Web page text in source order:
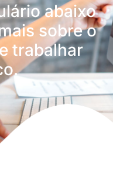
abaixo
sobre o
trabalhar